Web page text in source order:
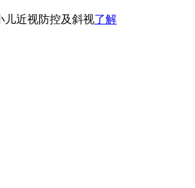
儿近视防控及斜视了解